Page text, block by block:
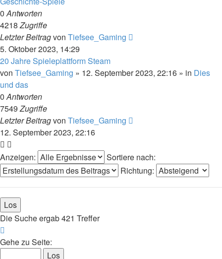
0Antworten
4218Zugriffe
Letzter Beitragvon Tiefsee_Gaming
5. Oktober 2023, 14:29
20 Jahre Spieleplattform Steam
von Tiefsee_Gaming » 12. September 2023, 22:16 » in Dies
und das
0Antworten
7549Zugriffe
Letzter Beitragvon Tiefsee_Gaming
12. September 2023, 22:16
Anzeigen:
Sortiere nach:
Richtung:
Die Suche ergab 421 Treffer
1
Gehe zu Seite: